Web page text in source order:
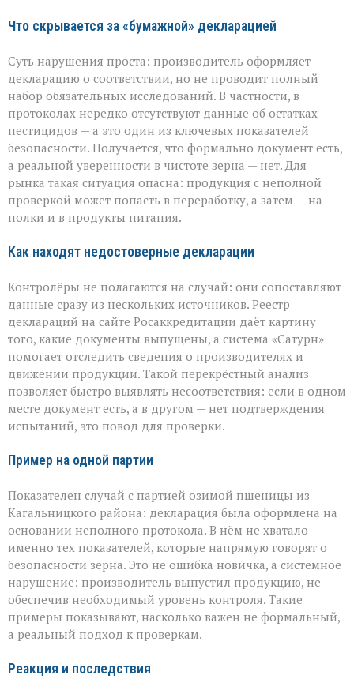
Что скрывается за «бумажной» декларацией
Суть нарушения проста: производитель оформляет
декларацию о соответствии, но не проводит полный
набор обязательных исследований. В частности, в
протоколах нередко отсутствуют данные об остатках
пестицидов — а это один из ключевых показателей
безопасности. Получается, что формально документ есть,
а реальной уверенности в чистоте зерна — нет. Для
рынка такая ситуация опасна: продукция с неполной
проверкой может попасть в переработку, а затем — на
полки и в продукты питания.
Как находят недостоверные декларации
Контролёры не полагаются на случай: они сопоставляют
данные сразу из нескольких источников. Реестр
деклараций на сайте Росаккредитации даёт картину
того, какие документы выпущены, а система «Сатурн»
помогает отследить сведения о производителях и
движении продукции. Такой перекрёстный анализ
позволяет быстро выявлять несоответствия: если в одном
месте документ есть, а в другом — нет подтверждения
испытаний, это повод для проверки.
Пример на одной партии
Показателен случай с партией озимой пшеницы из
Кагальницкого района: декларация была оформлена на
основании неполного протокола. В нём не хватало
именно тех показателей, которые напрямую говорят о
безопасности зерна. Это не ошибка новичка, а системное
нарушение: производитель выпустил продукцию, не
обеспечив необходимый уровень контроля. Такие
примеры показывают, насколько важен не формальный,
а реальный подход к проверкам.
Реакция и последствия